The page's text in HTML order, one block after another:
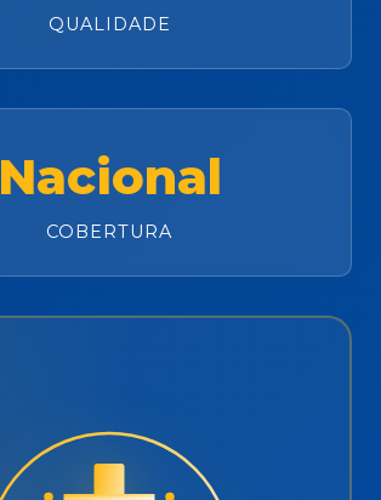
QUALIDADE
Nacional
COBERTURA